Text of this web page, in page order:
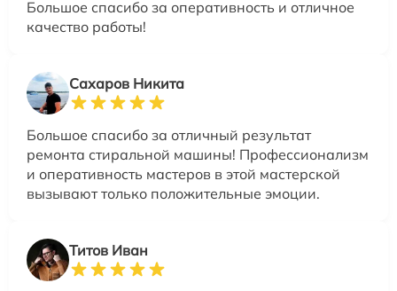
Большое спасибо за оперативность и отличное
качество работы!
Сахаров Никита
Большое спасибо за отличный результат
ремонта стиральной машины! Профессионализм
и оперативность мастеров в этой мастерской
вызывают только положительные эмоции.
Титов Иван